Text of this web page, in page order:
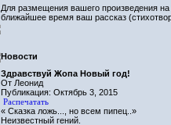
Для размещения вашего произведения
ближайшее время ваш рассказ
Новости
Здравствуй Жопа Новый год!
От Леонид
Публикация: Октябрь 3, 2015
Распечатать
« Сказка ложь..., но всем пипец..»
Неизвестный гений.